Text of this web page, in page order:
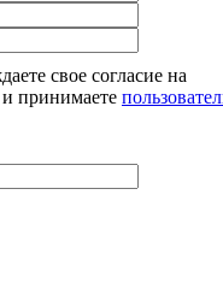
свое согласие на
принимаете